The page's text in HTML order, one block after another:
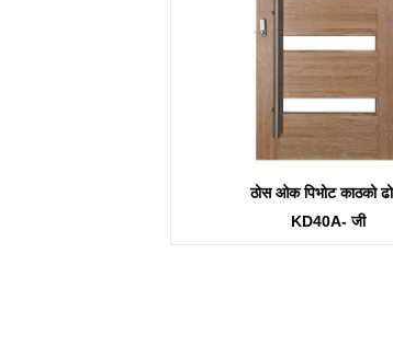
ठोस ओक पिभोट काठको
KD40A- जी